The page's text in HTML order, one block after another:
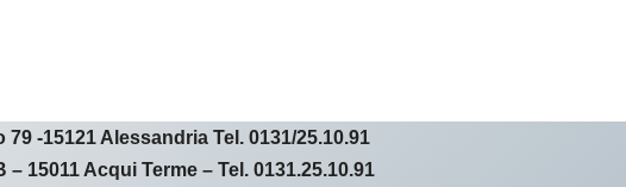
-15121 Alessandria Tel. 0131/25.10.91
15011 Acqui Terme – Tel. 0131.25.10.91